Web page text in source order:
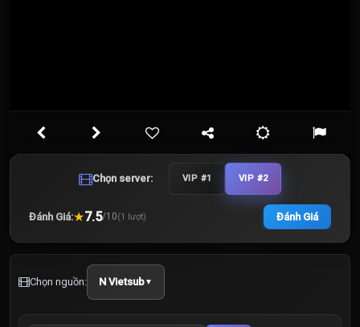
Chọn server: VIP #1 VIP #2
Đánh Giá:★7.5/10(1 lượt) Đánh Giá
Chọn nguồn: N Vietsub▼